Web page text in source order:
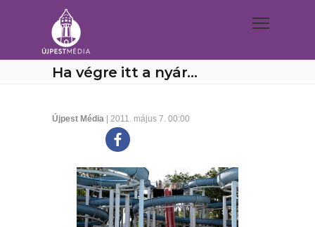
Ha végre itt a nyár…
Újpest Média | 2011. május 7. 00:00